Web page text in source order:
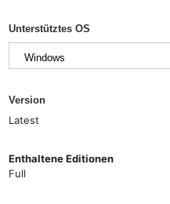
Unterstütztes OS
Version
Latest
Enthaltene Editionen
Full